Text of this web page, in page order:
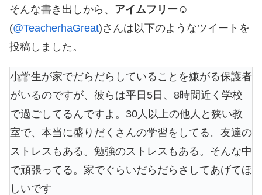
そんな書き出しから、 アイムフリー☺︎
(@TeacherhaGreat)さんは以下のようなツイートを
投稿しました。
小学生が家でだらだらしていることを嫌がる保護者
がいるのですが、彼らは平日5日、8時間近く学校
で過ごしてるんですよ。30人以上の他人と狭い教
室で、本当に盛りだくさんの学習をしてる。友達の
ストレスもある。勉強のストレスもある。そんな中
で頑張ってる。家でぐらいだらだらさしてあげてほ
しいです